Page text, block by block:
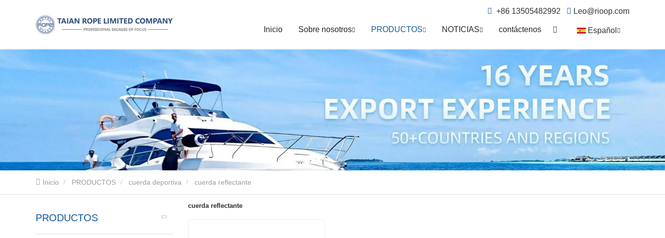
+86 13505482992 Leo@rioop.com
Inicio Sobre nosotros PRODUCTOS NOTICIAS contáctenos Español
Inicio PRODUCTOS cuerda deportiva cuerda reflectante
PRODUCTOS
cuerda reflectante